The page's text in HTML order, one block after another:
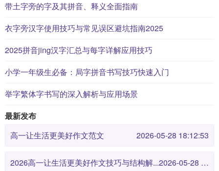
带土字旁的字及其拼音、释义全面指南
衣字旁汉字使用技巧与常见误区避坑指南2025
2025拼音jing汉字汇总与每字详解应用技巧
小学一年级生必备：局字拼音书写技巧快速入门
举字繁体字书写的深入解析与应用场景
最新发布
高一让生活更美好作文范文
2026-05-28 18:12:53
2026高一让生活更美好作文技巧与结构解... 2026-05-28 18:12:46